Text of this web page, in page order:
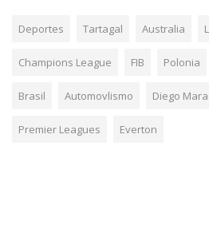
Deportes Tartagal Australia
Champions League FIB Polonia
Brasil Automovlismo Diego
Premier Leagues Everton